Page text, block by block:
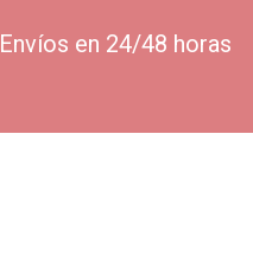
Envíos en 24/48 horas